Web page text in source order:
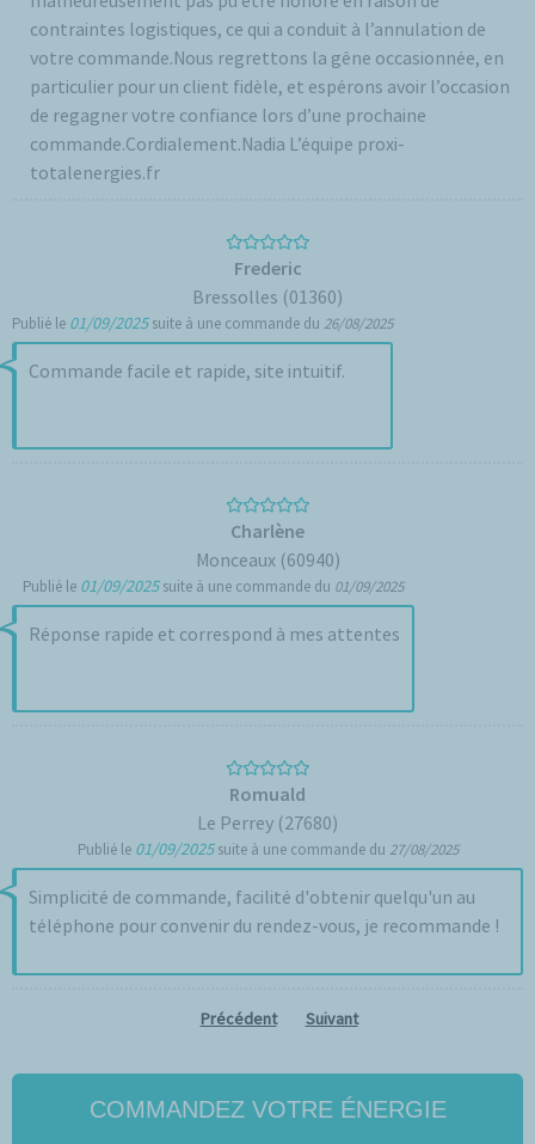
contraintes logistiques, ce qui a conduit à l’annulation de
votre commande.Nous regrettons la gêne occasionnée, en
particulier pour un client fidèle, et espérons avoir l’occasion
de regagner votre confiance lors d’une prochaine
commande.Cordialement.Nadia L’équipe proxi-
totalenergies.fr
Frederic
Bressolles (01360)
Publié le 01/09/2025suite à une commande du 26/08/2025
Commande facile et rapide, site intuitif.
Charlène
Monceaux (60940)
Publié le 01/09/2025suite à une commande du 01/09/2025
Réponse rapide et correspond à mes attentes
Romuald
Le Perrey (27680)
Publié le 01/09/2025suite à une commande du 27/08/2025
Simplicité de commande, facilité d'obtenir quelqu'un au
téléphone pour convenir du rendez-vous, je recommande !
Précédent Suivant
COMMANDEZ VOTRE ÉNERGIE